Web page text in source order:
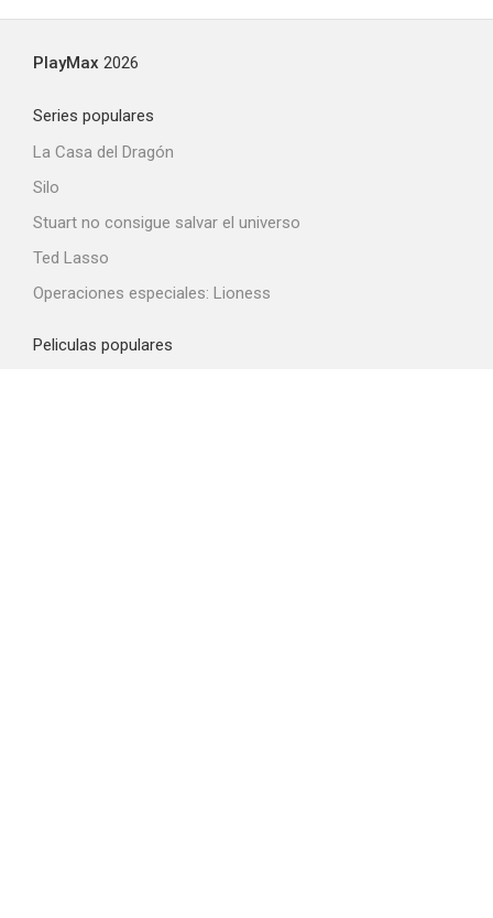
PlayMax 2026
Series populares
La Casa del Dragón
Silo
Stuart no consigue salvar el universo
Ted Lasso
Operaciones especiales: Lioness
Peliculas populares